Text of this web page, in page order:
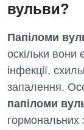
вульви?
Папіломи
оскільки вони
інфекції,
запалення.
папіломи
гормональних